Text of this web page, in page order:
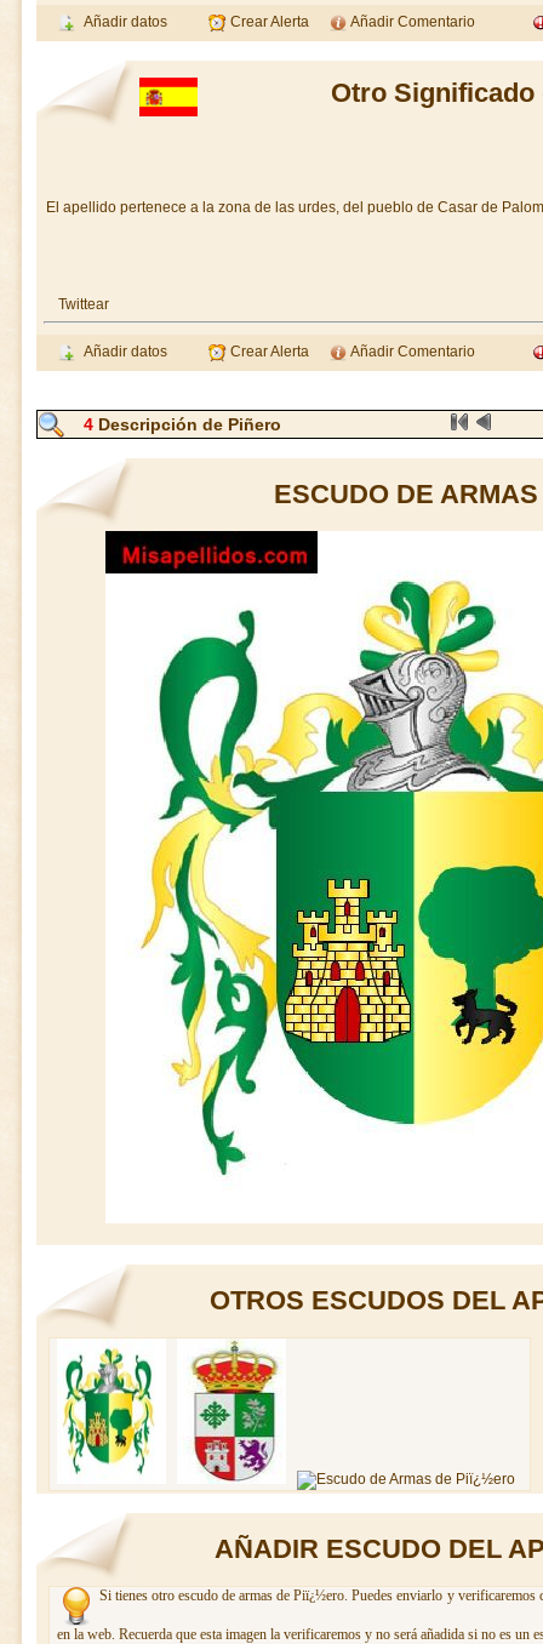
Añadir datos Crear Alerta Añadir Comentario
Otro
El apellido pertenece a la zona de las urdes, del pueblo de Casar de
Twittear
Añadir datos Crear Alerta Añadir Comentario
4Descripción de Piñero
ESCUDO DE
OTROS ESCUDOS DEL
AÑADIR ESCUDO DEL
Si tienes otro escudo de armas de Piï¿½ero. Puedes enviarlo y
en la web. Recuerda que esta imagen la verificaremos y no será añadida si no es un